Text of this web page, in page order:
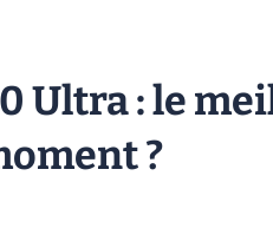
Ultra : le
?